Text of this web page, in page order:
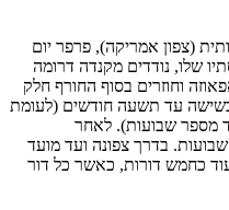
(צפון אמריקה), פרפר יום
שלו, נודדים מקנדה דרומה
וחוזרים בסוף החורף חלק
כשישה עד תשעה חודשים (לעומת
מספר שבועות). לאחר
בדרך צפונה ועד מועד
כחמש דורות, כאשר כל דור